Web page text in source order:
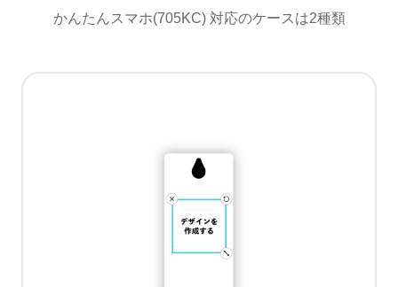
かんたんスマホ(705KC) 対応のケースは2種類